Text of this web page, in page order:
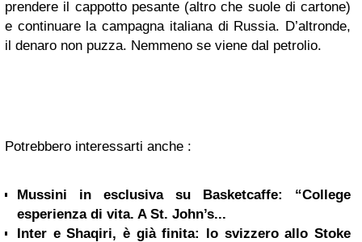
prendere il cappotto pesante (altro che suole di cartone)
e continuare la campagna italiana di Russia. D’altronde,
il denaro non puzza. Nemmeno se viene dal petrolio.
Potrebbero interessarti anche :
Mussini in esclusiva su Basketcaffe: “College
esperienza di vita. A St. John’s...
Inter e Shaqiri, è già finita: lo svizzero allo Stoke